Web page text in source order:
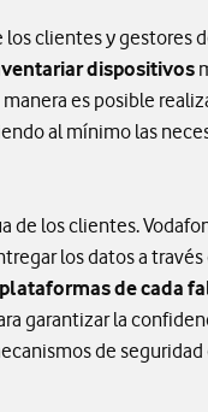
los clientes y gestores
dispositivos
es posible
al mínimo las
de los clientes.
los datos a través
de cada
garantizar la
de